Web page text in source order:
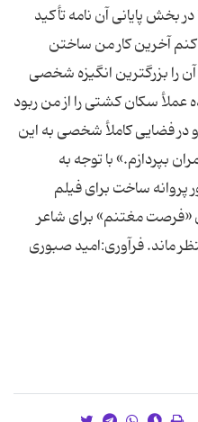
پایانی آن نامه تأکید
آخرین كار من ساختن
را بزرگترین انگیزه شخصی
سكان كشتی را از من ربود
در فضایی كاملأ شخصی به این
بپردازم.» با توجه به
پروانه ساخت برای فیلم
«فرصت مغتنم» برای شاعر
ماند. فرآوری:امید صبوری